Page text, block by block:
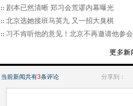
剧本已然清晰 郑习会荒谬内幕曝光
北京选她接班马英九 又一招大臭棋
习不肯听他的意见！北京不再邀请他参会
当前新闻共有3条评论 分享到：